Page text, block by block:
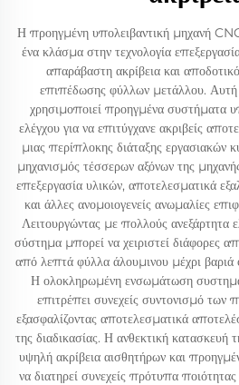
Η προηγμένη υπολειβαντική μηχανή
ένα κλάσμα στην τεχνολογία
απαράβαστη ακρίβεια και
επιπέδωσης φύλλων μετάλλου. Αυτή
χρησιμοποιεί προηγμένα συστήματα
ελέγχου για να επιτύγχανε ακριβείς
μιας περίπλοκης διάταξης εργασιακών
μηχανισμός τέσσερων αξόνων της
επεξεργασία υλικών, αποτελεσματικά
και άλλες ανομοιογενείς ανωμαλίες
Λειτουργώντας με πολλούς ανεξάρτητα
σύστημα μπορεί να χειριστεί διάφορες
από λεπτά φύλλα άλουμινου μέχρι
Η ολοκληρωμένη ενσωμάτωση
επιτρέπει συνεχείς συντονισμό
εξασφαλίζοντας αποτελεσματικά
της διαδικασίας. Η ανθεκτική
υψηλή ακρίβεια αισθητήρων και
να διατηρεί συνεχείς πρότυπα